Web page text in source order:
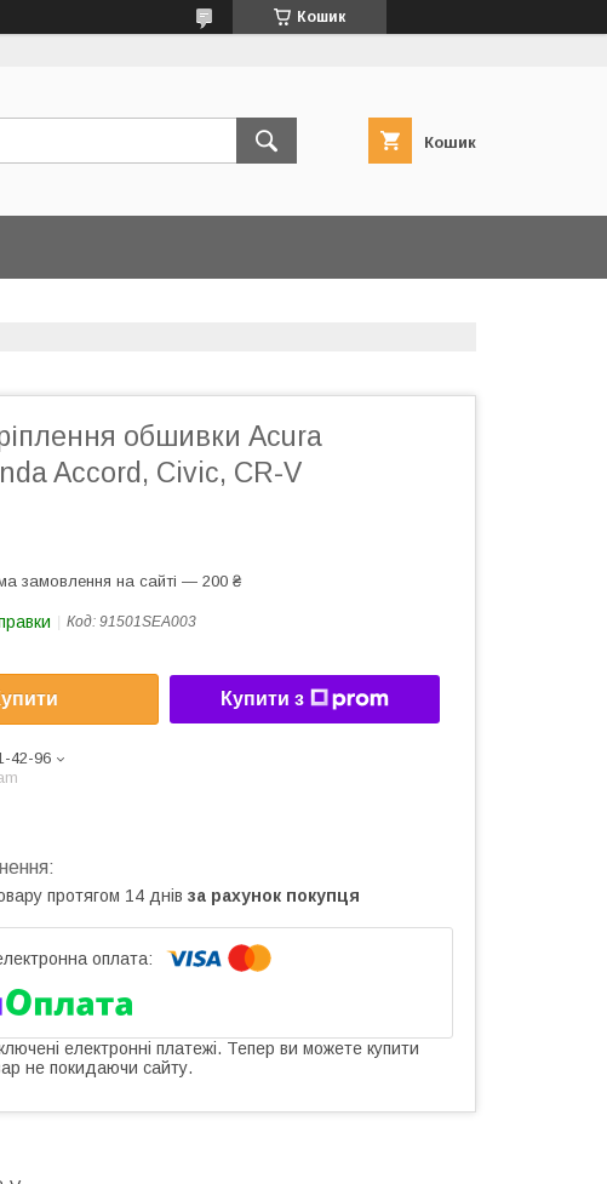
Кошик
Кошик
обшивки Acura
Accord, Civic, CR-V
замовлення на сайті — 200 ₴
Код: 91501SEA003
Купити з
42-96
протягом 14 днів за рахунок покупця
електронні платежі. Тепер ви можете купити
не покидаючи сайту.